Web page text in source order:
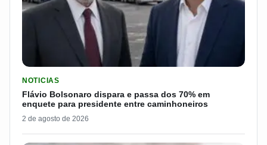
NOTICIAS
Flávio Bolsonaro dispara e passa dos 70% em
enquete para presidente entre caminhoneiros
2 de agosto de 2026